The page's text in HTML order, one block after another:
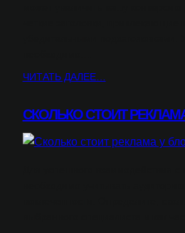
ЧИТАТЬ ДАЛЕЕ…
СКОЛЬКО СТОИТ